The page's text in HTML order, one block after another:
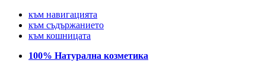
към навигацията
към съдържанието
към кошницата
100% Натурална козметика